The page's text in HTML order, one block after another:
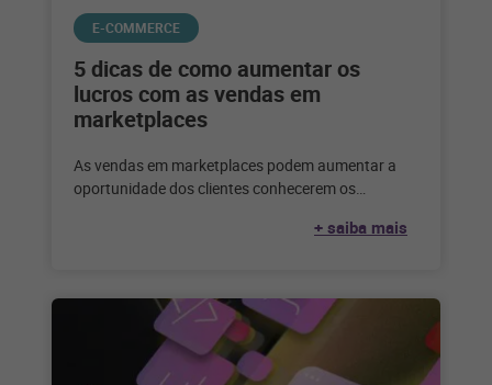
E-COMMERCE
5 dicas de como aumentar os
lucros com as vendas em
marketplaces
As vendas em marketplaces podem aumentar a
oportunidade dos clientes conhecerem os
+ saiba mais